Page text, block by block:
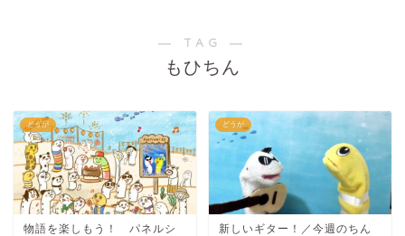
― TAG ―
もひちん
どうが
物語を楽しもう！ パネルシ
どうが
新しいギター！／今週のちん